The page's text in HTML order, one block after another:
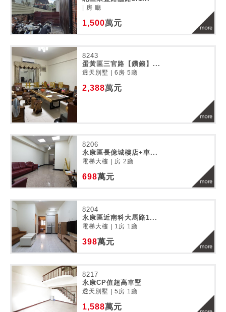
| 房 廳
1,500萬元
8243
蛋黃區三官路【鑽錢】...
透天別墅 | 6房 5廳
2,388萬元
8206
永康區長億城樓店+車...
電梯大樓 | 房 2廳
698萬元
8204
永康區近南科大馬路1...
電梯大樓 | 1房 1廳
398萬元
8217
永康CP值超高車墅
透天別墅 | 5房 1廳
1,588萬元